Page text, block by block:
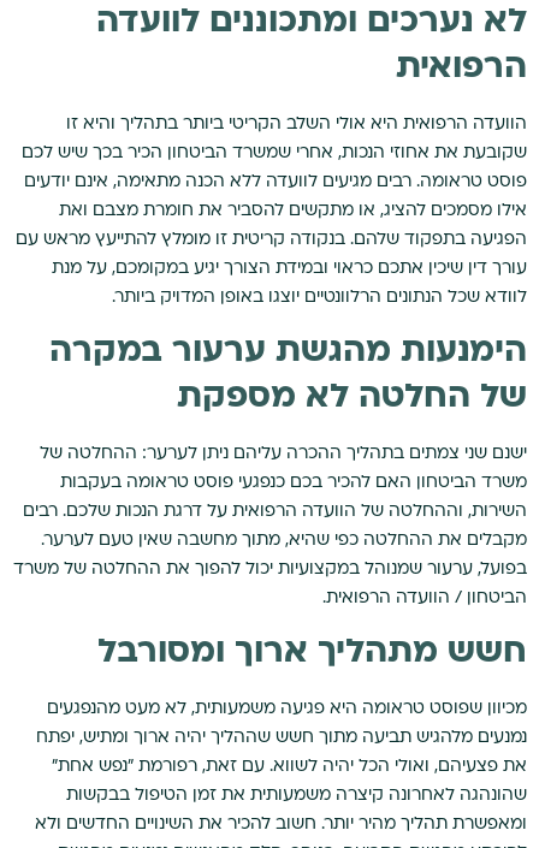
לא נערכים ומתכוננים לוועדה
הרפואית
הוועדה הרפואית היא אולי השלב הקריטי ביותר בתהליך והיא זו
שקובעת את אחוזי הנכות, אחרי שמשרד הביטחון הכיר בכך שיש לכם
פוסט טראומה. רבים מגיעים לוועדה ללא הכנה מתאימה, אינם יודעים
אילו מסמכים להציג, או מתקשים להסביר את חומרת מצבם ואת
הפגיעה בתפקוד שלהם. בנקודה קריטית זו מומלץ להתייעץ מראש עם
עורך דין שיכין אתכם כראוי ובמידת הצורך יגיע במקומכם, על מנת
לוודא שכל הנתונים הרלוונטיים יוצגו באופן המדויק ביותר.
הימנעות מהגשת ערעור במקרה
של החלטה לא מספקת
ישנם שני צמתים בתהליך ההכרה עליהם ניתן לערער: ההחלטה של
משרד הביטחון האם להכיר בכם כנפגעי פוסט טראומה בעקבות
השירות, וההחלטה של הוועדה הרפואית על דרגת הנכות שלכם. רבים
מקבלים את ההחלטה כפי שהיא, מתוך מחשבה שאין טעם לערער.
בפועל, ערעור שמנוהל במקצועיות יכול להפוך את ההחלטה של משרד
הביטחון / הוועדה הרפואית.
חשש מתהליך ארוך ומסורבל
מכיוון שפוסט טראומה היא פגיעה משמעותית, לא מעט מהנפגעים
נמנעים מלהגיש תביעה מתוך חשש שההליך יהיה ארוך ומתיש, יפתח
את פצעיהם, ואולי הכל יהיה לשווא. עם זאת, רפורמת "נפש אחת"
שהונהגה לאחרונה קיצרה משמעותית את זמן הטיפול בבקשות
ומאפשרת תהליך מהיר יותר. חשוב להכיר את השינויים החדשים ולא